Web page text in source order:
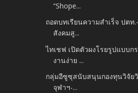
“Shope...
ถอดบทเรียนความสำเร็จ ปตท
สังคมสู...
ไทเชฟ เปิดตัวผงโรยรูปแบบก
งานง่าย ...
กลุ่มอีซูซุสนับสนุนกองทุนวิจัย
จุฬาฯ-...